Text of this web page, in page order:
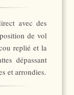
avec des
de vol
replié et la
dépassant
et arrondies.